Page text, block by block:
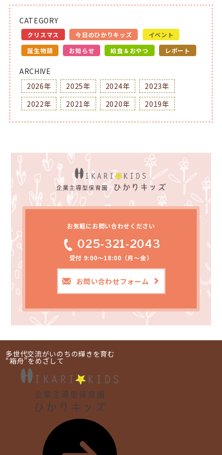
CATEGORY
クリスマス 今日のひかりキッズ
イベント
誕生物語
お知らせ 給食＆おやつ レポート
ARCHIVE
2026年
2025年 2024年
2023年
2022年
2021年 2020年 2019年
お気軽にお問い合わせください
025-321-2043
受付 9:00～18:00（月～金）
お問い合わせフォーム
多世代交流がいのちの輝きを育む
“箱舟”をめざして